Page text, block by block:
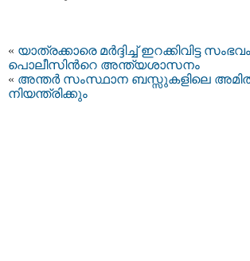
« യാത്രക്കാരെ മർദ്ദിച്ച് ഇറക്കിവിട്ട
പൊലീസിന്‍റെ അന്ത്യശാസനം
« അന്തര്‍ സംസ്ഥാന ബസ്സുകളിലെ
നിയന്ത്രിക്കും